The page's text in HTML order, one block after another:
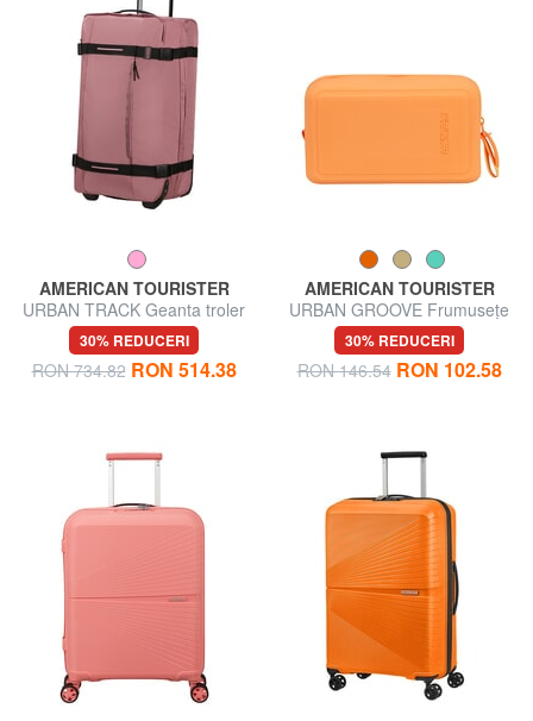
AMERICAN TOURISTER
URBAN TRACK Geanta troler
mare
30% REDUCERI
RON 734.82 RON 514.38
AMERICAN TOURISTER
URBAN GROOVE Frumusețe
din silicon
30% REDUCERI
RON 146.54 RON 102.58